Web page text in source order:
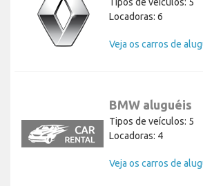
Locadoras: 6
Veja os carros de
BMW aluguéis
Tipos de veículos: 5
Locadoras: 4
Veja os carros de